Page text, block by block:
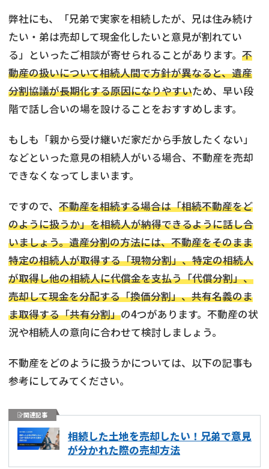
弊社にも、「兄弟で実家を相続したが、兄は住み続け
たい・弟は売却して現金化したいと意見が割れてい
る」といったご相談が寄せられることがあります。 不
動産の扱いについて相続人間で方針が異なると、遺産
分割協議が長期化する原因になりやすいため、早い段
階で話し合いの場を設けることをおすすめします。
もしも「親から受け継いだ家だから手放したくない」
などといった意見の相続人がいる場合、不動産を売却
できなくなってしまいます。
ですので、 不動産を相続する場合は「相続不動産をど
のように扱うか」を相続人が納得できるように話し合
いましょう。遺産分割の方法には、不動産をそのまま
特定の相続人が取得する「現物分割」、特定の相続人
が取得し他の相続人に代償金を支払う「代償分割」、
売却して現金を分配する「換価分割」、共有名義のま
ま取得する「共有分割」の4つがあります。不動産の状
況や相続人の意向に合わせて検討しましょう。
不動産をどのように扱うかについては、以下の記事も
参考にしてみてください。
関連記事
相続した土地を売却したい！兄弟で意見
が分かれた際の売却方法